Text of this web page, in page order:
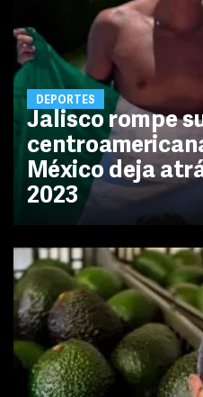
DEPORTES
Jalisco rompe
México deja
2023